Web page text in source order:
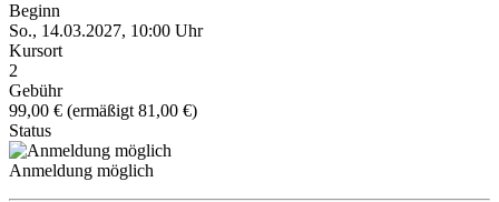
Beginn
So., 14.03.2027, 10:00 Uhr
Kursort
2
Gebühr
99,00 € (ermäßigt 81,00 €)
Status
Anmeldung möglich